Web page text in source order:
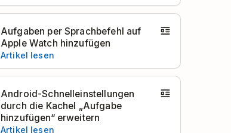
Aufgaben per Sprachbefehl auf
Apple Watch hinzufügen
Artikel lesen
Android-Schnelleinstellungen
durch die Kachel „Aufgabe
hinzufügen“ erweitern
Artikel lesen